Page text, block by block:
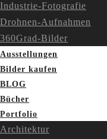
Industrie-Fotografie
Drohnen-Aufnahmen
360Grad-Bilder
Ausstellungen
Bilder kaufen
BLOG
Bücher
Portfolio
Architektur